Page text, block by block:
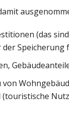
(das
Speicherung
von
(touristische